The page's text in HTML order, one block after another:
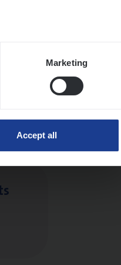
Marketing
Accept all